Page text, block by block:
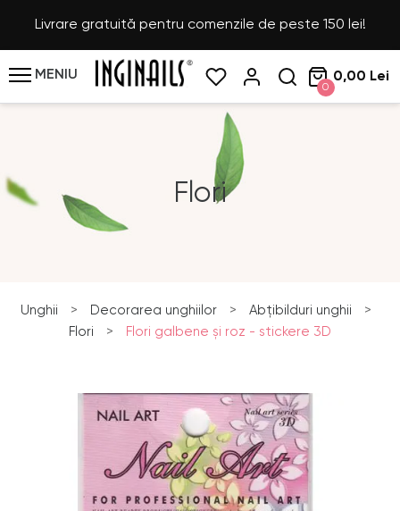
Livrare gratuită pentru comenzile de peste 150 lei!
MENIU
0
0,00 Lei
Flori
Unghii > Decorarea unghiilor > Abțibilduri unghii
>
Flori
> Flori galbene şi roz - stickere 3D